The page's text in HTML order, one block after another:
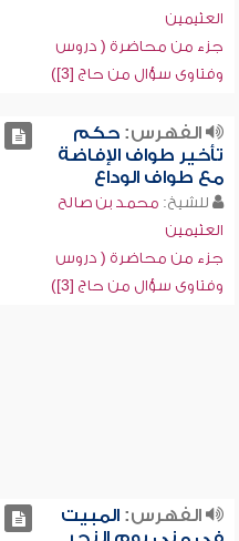
العثيمين
جزء من محاضرة ( دروس
وفتاوى سؤال من حاج [3])
الفهرس:حكم
تأخير طواف الإفاضة
مع طواف الوداع
للشيخ: محمد بن صالح
العثيمين
جزء من محاضرة ( دروس
وفتاوى سؤال من حاج [3])
الفهرس:المبيت